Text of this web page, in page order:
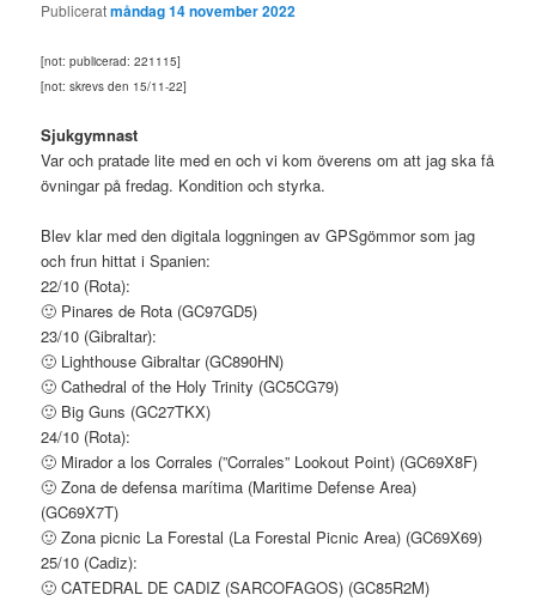
Publiceratmåndag 14 november 2022
[not: publicerad: 221115]
[not: skrevs den 15/11-22]
Sjukgymnast
Var och pratade lite med en och vi kom överens om att jag ska få
övningar på fredag. Kondition och styrka.
Blev klar med den digitala loggningen av GPSgömmor som jag
och frun hittat i Spanien:
22/10 (Rota):
🙂 Pinares de Rota (GC97GD5)
23/10 (Gibraltar):
🙂 Lighthouse Gibraltar (GC890HN)
🙂 Cathedral of the Holy Trinity (GC5CG79)
🙂 Big Guns (GC27TKX)
24/10 (Rota):
🙂 Mirador a los Corrales (”Corrales” Lookout Point) (GC69X8F)
🙂 Zona de defensa marítima (Maritime Defense Area)
(GC69X7T)
🙂 Zona picnic La Forestal (La Forestal Picnic Area) (GC69X69)
25/10 (Cadiz):
🙂 CATEDRAL DE CADIZ (SARCOFAGOS) (GC85R2M)